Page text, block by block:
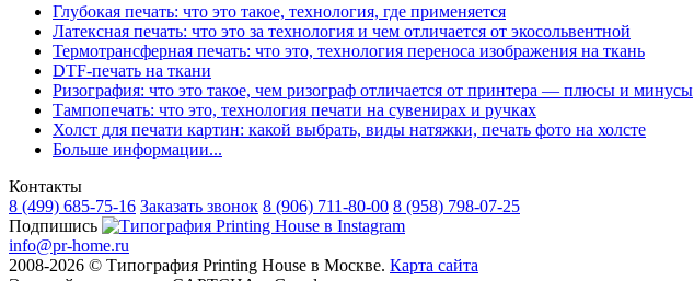
Глубокая печать: что это такое, технология, где применяется
Латексная печать: что это за технология и чем отличается от экосольвентной
Термотрансферная печать: что это, технология переноса изображения на ткань
DTF-печать на ткани
Ризография: что это такое, чем ризограф отличается от принтера — плюсы и минусы
Тампопечать: что это, технология печати на сувенирах и ручках
Холст для печати картин: какой выбрать, виды натяжки, печать фото на холсте
Больше информации...
Контакты
8 (499) 685-75-16 Заказать звонок 8 (906) 711-80-00 8 (958) 798-07-25
Подпишись
info@pr-home.ru
2008-2026 © Типография Printing House в Москве. Карта сайта